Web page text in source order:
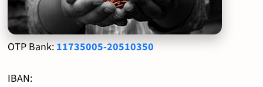
OTP Bank: 11735005-20510350
IBAN: